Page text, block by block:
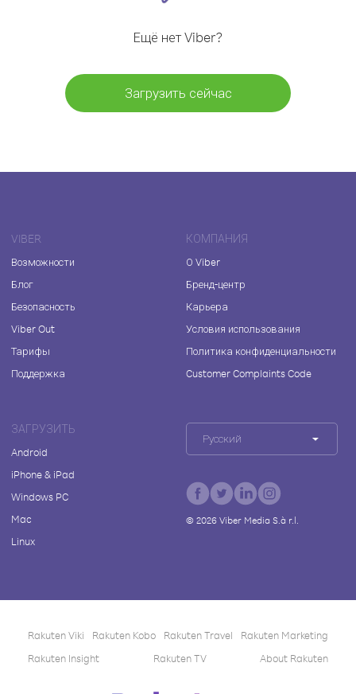
Ещё нет Viber?
Загрузить сейчас
VIBER
Возможности
Блог
Безопасность
Viber Out
Тарифы
Поддержка
КОМПАНИЯ
О Viber
Бренд-центр
Карьера
Условия использования
Политика конфиденциальности
Customer Complaints Code
ЗАГРУЗИТЬ
Android
iPhone & iPad
Windows PC
Mac
Linux
Русский
© 2026Viber Media S.à r.l.
Rakuten Viki Rakuten Kobo Rakuten Travel
Rakuten Marketing
Rakuten Insight
Rakuten TV About Rakuten